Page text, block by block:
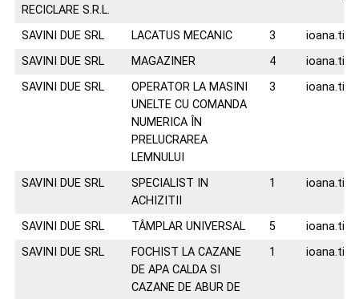
RECICLARE S.R.L.
SAVINI DUE SRL LACATUS MECANIC 3
SAVINI DUE SRL
MAGAZINER 4
SAVINI DUE SRL
OPERATOR LA MASINI
UNELTE CU COMANDA
NUMERICA ÎN
PRELUCRAREA
LEMNULUI
3
SAVINI DUE SRL
SPECIALIST IN
ACHIZITII
1
SAVINI DUE SRL TÂMPLAR UNIVERSAL 5
SAVINI DUE SRL
FOCHIST LA CAZANE
DE APA CALDA SI
CAZANE DE ABUR DE
1